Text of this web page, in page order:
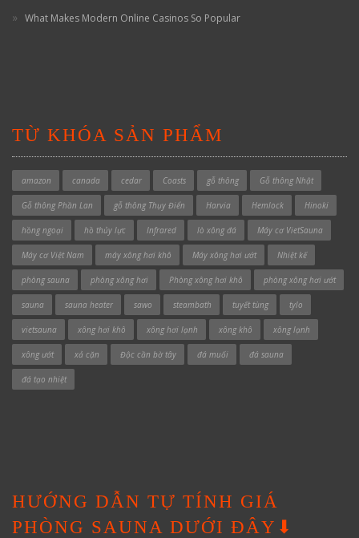
What Makes Modern Online Casinos So Popular
TỪ KHÓA SẢN PHẨM
amazon canada cedar Coasts gỗ thông Gỗ thông Nhật
Gỗ thông Phần Lan gỗ thông Thụy Điển Harvia Hemlock Hinoki
hồng ngoại hồ thủy lực Infrared lò xông đá Máy cơ VietSauna
Máy cơ Việt Nam máy xông hơi khô Máy xông hơi ướt Nhiệt kế
phòng sauna phòng xông hơi Phòng xông hơi khô phòng xông hơi ướt
sauna sauna heater sawo steambath tuyết tùng tylo
vietsauna xông hơi khô xông hơi lạnh xông khô xông lạnh
xông ướt xả cặn Độc cần bờ tây đá muối đá sauna
đá tạo nhiệt
HƯỚNG DẪN TỰ TÍNH GIÁ
PHÒNG SAUNA DƯỚI ĐÂY⬇